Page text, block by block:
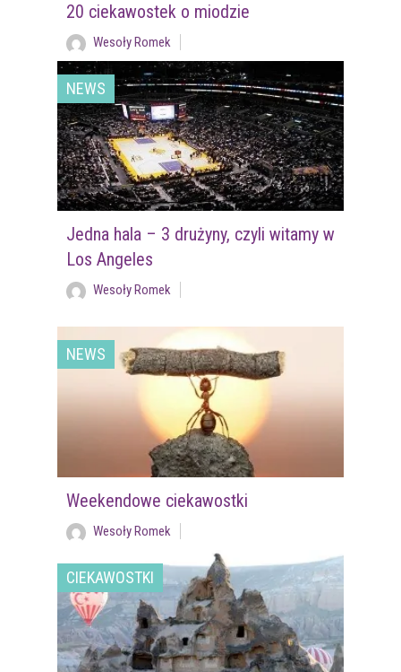
20 ciekawostek o miodzie
Wesoły Romek
NEWS
Jedna hala – 3 drużyny, czyli witamy w
Los Angeles
Wesoły Romek
NEWS
Weekendowe ciekawostki
Wesoły Romek
CIEKAWOSTKI